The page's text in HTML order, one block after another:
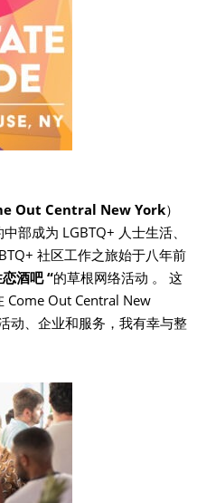
Out Central New York）
部成为 LGBTQ+ 人士生活、
社区工作之旅始于八年前
酒吧 “的草根网络活动 。 这
Come Out Central New
动、企业和服务，我有幸与整